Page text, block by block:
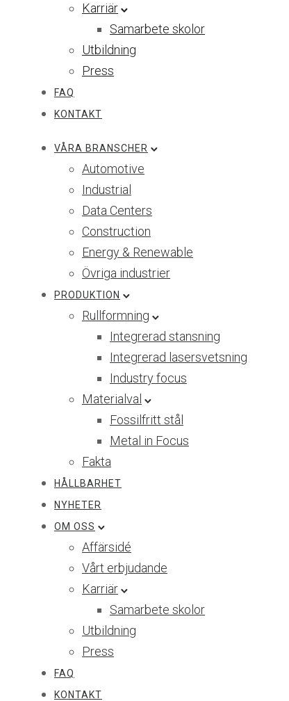
Karriär
Samarbete skolor
Utbildning
Press
FAQ
KONTAKT
VÅRA BRANSCHER
Automotive
Industrial
Data Centers
Construction
Energy & Renewable
Övriga industrier
PRODUKTION
Rullformning
Integrerad stansning
Integrerad lasersvetsning
Industry focus
Materialval
Fossilfritt stål
Metal in Focus
Fakta
HÅLLBARHET
NYHETER
OM OSS
Affärsidé
Vårt erbjudande
Karriär
Samarbete skolor
Utbildning
Press
FAQ
KONTAKT